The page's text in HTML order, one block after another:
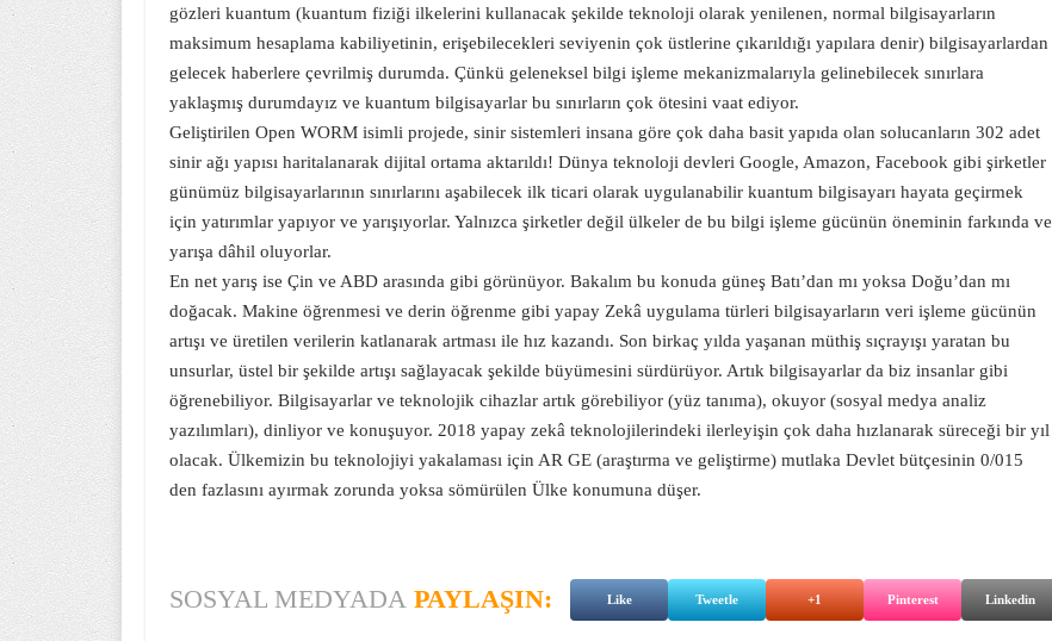
gözleri kuantum (kuantum fiziği ilkelerini kullanacak şekilde teknoloji olarak yenilenen, normal bilgisayarların
maksimum hesaplama kabiliyetinin, erişebilecekleri seviyenin çok üstlerine çıkarıldığı yapılara denir) bilgisayarlardan
gelecek haberlere çevrilmiş durumda. Çünkü geleneksel bilgi işleme mekanizmalarıyla gelinebilecek sınırlara
yaklaşmış durumdayız ve kuantum bilgisayarlar bu sınırların çok ötesini vaat ediyor.
Geliştirilen Open WORM isimli projede, sinir sistemleri insana göre çok daha basit yapıda olan solucanların 302 adet
sinir ağı yapısı haritalanarak dijital ortama aktarıldı! Dünya teknoloji devleri Google, Amazon, Facebook gibi şirketler
günümüz bilgisayarlarının sınırlarını aşabilecek ilk ticari olarak uygulanabilir kuantum bilgisayarı hayata geçirmek
için yatırımlar yapıyor ve yarışıyorlar. Yalnızca şirketler değil ülkeler de bu bilgi işleme gücünün öneminin farkında ve
yarışa dâhil oluyorlar.
En net yarış ise Çin ve ABD arasında gibi görünüyor. Bakalım bu konuda güneş Batı’dan mı yoksa Doğu’dan mı
doğacak. Makine öğrenmesi ve derin öğrenme gibi yapay Zekâ uygulama türleri bilgisayarların veri işleme gücünün
artışı ve üretilen verilerin katlanarak artması ile hız kazandı. Son birkaç yılda yaşanan müthiş sıçrayışı yaratan bu
unsurlar, üstel bir şekilde artışı sağlayacak şekilde büyümesini sürdürüyor. Artık bilgisayarlar da biz insanlar gibi
öğrenebiliyor. Bilgisayarlar ve teknolojik cihazlar artık görebiliyor (yüz tanıma), okuyor (sosyal medya analiz
yazılımları), dinliyor ve konuşuyor. 2018 yapay zekâ teknolojilerindeki ilerleyişin çok daha hızlanarak süreceği bir yıl
olacak. Ülkemizin bu teknolojiyi yakalaması için AR GE (araştırma ve geliştirme) mutlaka Devlet bütçesinin 0/015
den fazlasını ayırmak zorunda yoksa sömürülen Ülke konumuna düşer.
SOSYAL MEDYADA PAYLAŞIN: Like Tweetle +1 Pinterest Linkedin